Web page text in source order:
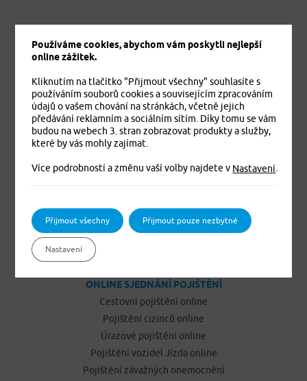
PRODUKTY
Úrazové pojištění
Dětské úrazové pojištění MEDVÍDEK
Základní zdravotní pojištění cizinců
Komplexní zdravotní pojištění cizinců Plus
Komplexní zdravotní pojištění cizinců Exclusive
Pojištění domácnosti
Pojištění podnikatelů
Pojištění vozidel Jízda
ONLINE SJEDNÁNÍ POJIŠTĚNÍ
Cestovní pojištění online
Pojištění cizinců online
Úrazové pojištění online
Pojištění vozidel Jízda online
Pojištění závažných onemocnění
Používáme cookies, abychom vám poskytli nejlepší
online zážitek.
Kliknutím na tlačítko "Přijmout všechny" souhlasíte s
používáním souborů cookies a souvisejícím zpracováním
údajů o vašem chování na stránkách, včetně jejich
předávání reklamním a sociálním sítím. Díky tomu se vám
budou na webech 3. stran zobrazovat produkty a služby,
které by vás mohly zajímat.
Více podrobností a změnu vaší volby najdete v Nastavení
Přijmout všechny Přijmout pouze nezbytné
Nastavení